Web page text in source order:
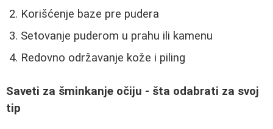
Korišćenje baze pre pudera
Setovanje puderom u prahu ili kamenu
Redovno održavanje kože i piling
Saveti za šminkanje očiju - šta odabrati za svoj
tip